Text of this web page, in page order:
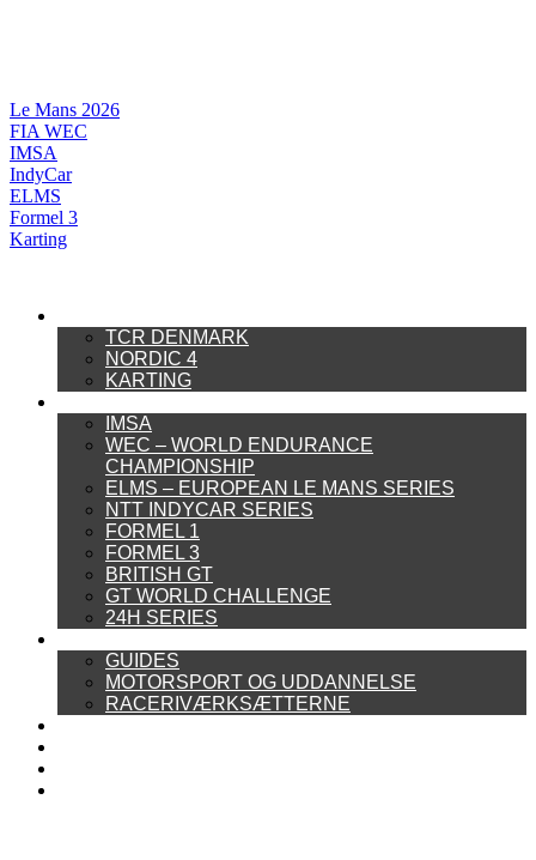
Le Mans 2026
FIA WEC
IMSA
IndyCar
ELMS
Formel 3
Karting
TCR DENMARK
NORDIC 4
KARTING
IMSA
WEC – WORLD ENDURANCE
CHAMPIONSHIP
ELMS – EUROPEAN LE MANS SERIES
NTT INDYCAR SERIES
FORMEL 1
FORMEL 3
BRITISH GT
GT WORLD CHALLENGE
24H SERIES
GUIDES
MOTORSPORT OG UDDANNELSE
RACERIVÆRKSÆTTERNE